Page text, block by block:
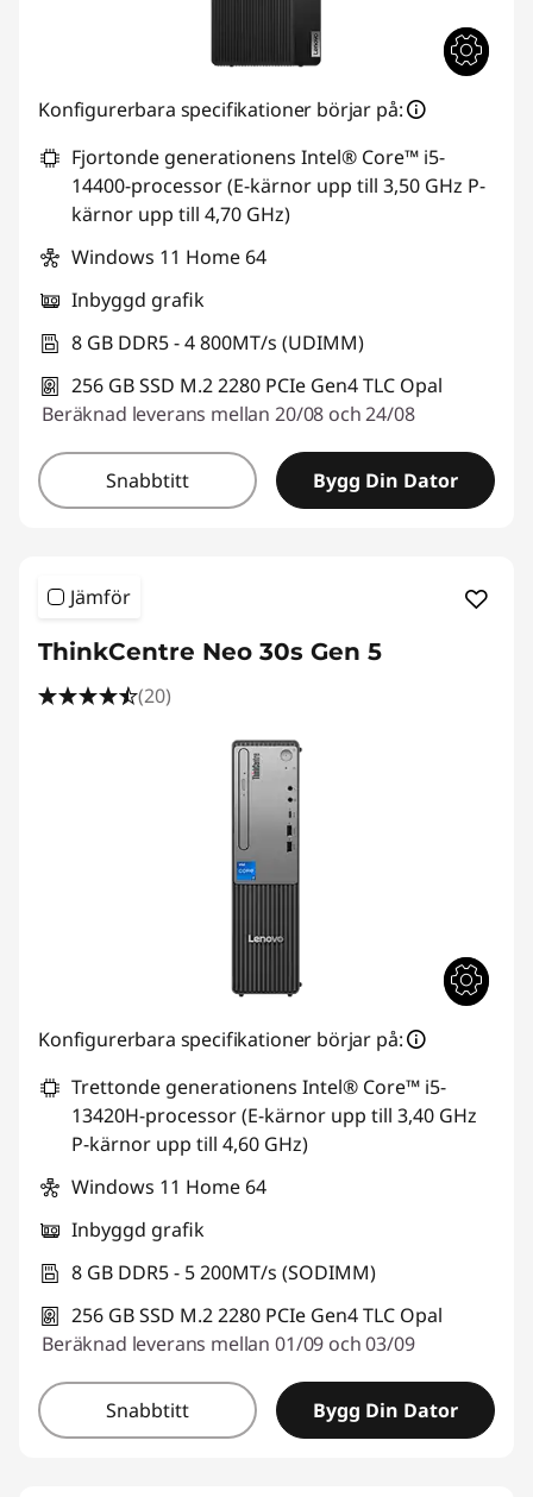
Konfigurerbara specifikationer börjar på:
Fjortonde generationens Intel® Core™ i5-
14400-processor (E-kärnor upp till 3,50 GHz P-
kärnor upp till 4,70 GHz)
Windows 11 Home 64
Inbyggd grafik
8 GB DDR5 - 4 800MT/s (UDIMM)
256 GB SSD M.2 2280 PCIe Gen4 TLC Opal
Beräknad leverans mellan 20/08 och 24/08
Snabbtitt Bygg Din Dator
Jämför
ThinkCentre Neo 30s Gen 5
(20)
Konfigurerbara specifikationer börjar på:
Trettonde generationens Intel® Core™ i5-
13420H-processor (E-kärnor upp till 3,40 GHz
P-kärnor upp till 4,60 GHz)
Windows 11 Home 64
Inbyggd grafik
8 GB DDR5 - 5 200MT/s (SODIMM)
256 GB SSD M.2 2280 PCIe Gen4 TLC Opal
Beräknad leverans mellan 01/09 och 03/09
Snabbtitt Bygg Din Dator